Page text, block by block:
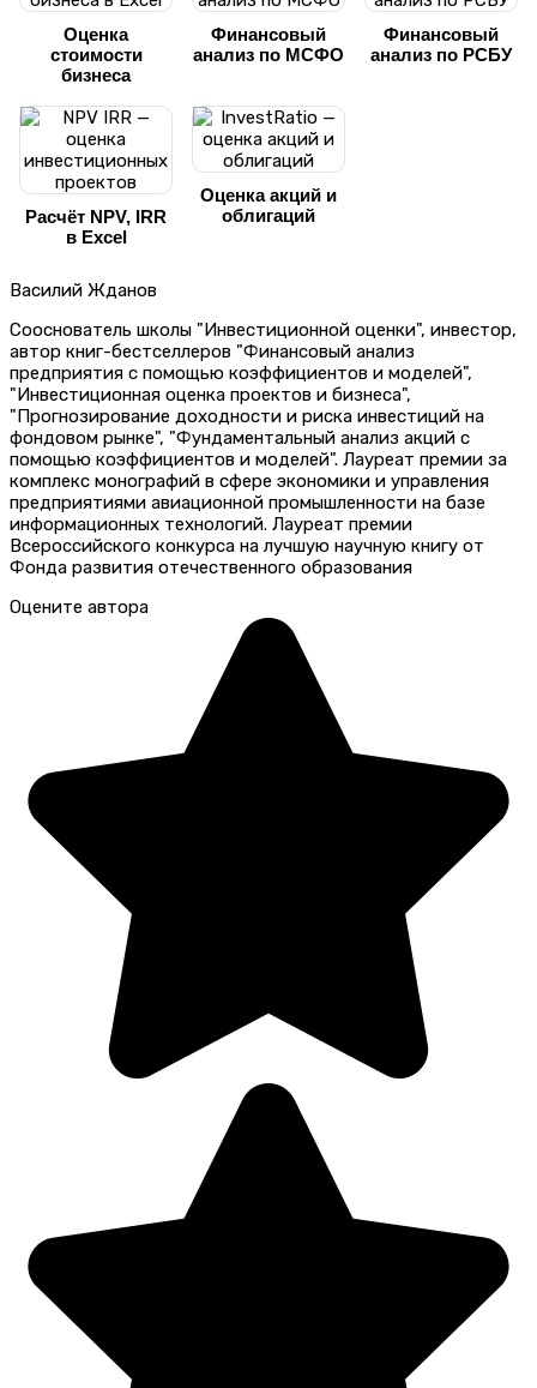
Оценка
стоимости
бизнеса
Финансовый
анализ по МСФО
Финансовый
анализ по РСБУ
Расчёт NPV, IRR
в Excel
Оценка акций и
облигаций
Василий Жданов
Сооснователь школы "Инвестиционной оценки", инвестор,
автор книг-бестселлеров "Финансовый анализ
предприятия с помощью коэффициентов и моделей",
"Инвестиционная оценка проектов и бизнеса",
"Прогнозирование доходности и риска инвестиций на
фондовом рынке", "Фундаментальный анализ акций с
помощью коэффициентов и моделей". Лауреат премии за
комплекс монографий в сфере экономики и управления
предприятиями авиационной промышленности на базе
информационных технологий. Лауреат премии
Всероссийского конкурса на лучшую научную книгу от
Фонда развития отечественного образования
Оцените автора